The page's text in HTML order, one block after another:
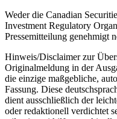
Weder die Canadian
Investment Regulatory
Pressemitteilung genehmigt
Hinweis/Disclaimer zur
Originalmeldung in der
die einzige maßgebliche,
Fassung. Diese
dient ausschließlich der
oder redaktionell verdichtet